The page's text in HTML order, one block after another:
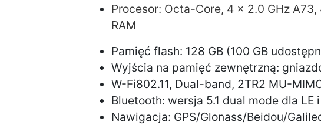
Procesor: Octa-Core, 4 x 2.0 GHz
RAM
Pamięć flash: 128 GB (100 GB
Wyjścia na pamięć zewnętrzną:
W-Fi802.11, Dual-band, 2TR2 MU-
Bluetooth: wersja 5.1 dual mode dla LE
Nawigacja: GPS/Glonass/Beidou/